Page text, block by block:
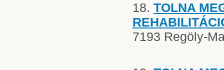
18. TOLNA
7193 Regöly-